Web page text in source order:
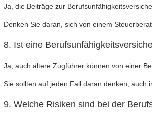
Ja, die Beiträge zur
Denken Sie daran, sich von einem
8. Ist eine
Ja, auch ältere Zugführer können von einer
Sie sollten auf jeden Fall daran denken, auch
9. Welche Risiken sind bei der